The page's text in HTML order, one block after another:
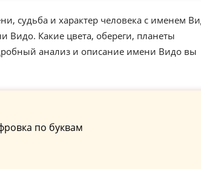
судьба и характер человека с именем
Видо. Какие цвета, обереги, планеты
анализ и описание имени Видо вы
по буквам